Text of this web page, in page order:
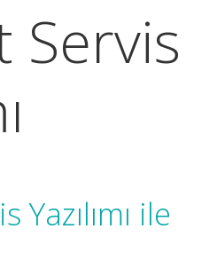
Servis
Yazılımı ile